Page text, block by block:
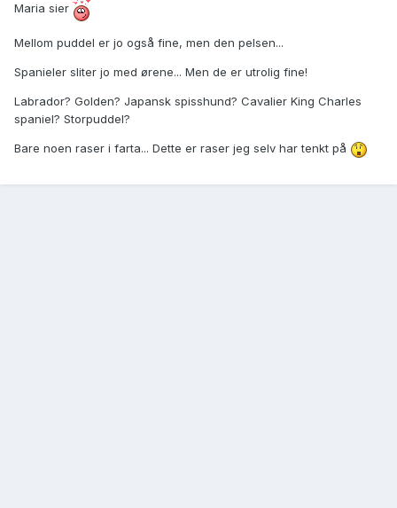
Maria sier
Mellom puddel er jo også fine, men den pelsen...
Spanieler sliter jo med ørene... Men de er utrolig fine!
Labrador? Golden? Japansk spisshund? Cavalier King Charles
spaniel? Storpuddel?
Bare noen raser i farta... Dette er raser jeg selv har tenkt på